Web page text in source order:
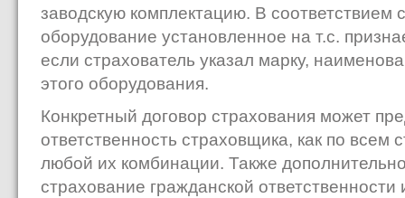
заводскую комплектацию. В
оборудование установленное на т.с.
если страхователь указал марку,
этого оборудования.
Конкретный договор страхования может
ответственность страховщика, как по всем
любой их комбинации. Также
страхование гражданской